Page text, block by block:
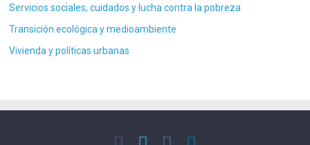
Servicios sociales, cuidados y lucha contra la pobreza
Transición ecológica y medioambiente
Vivienda y políticas urbanas